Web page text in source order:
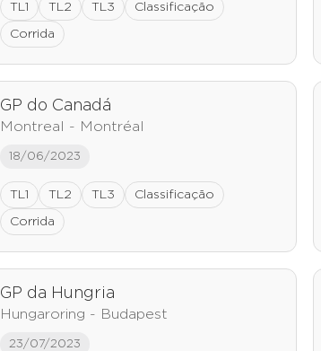
TL1 TL2 TL3 Classificação
Corrida
GP do Canadá
Montreal - Montréal
18/06/2023
TL1 TL2 TL3 Classificação
Corrida
GP da Hungria
Hungaroring - Budapest
23/07/2023